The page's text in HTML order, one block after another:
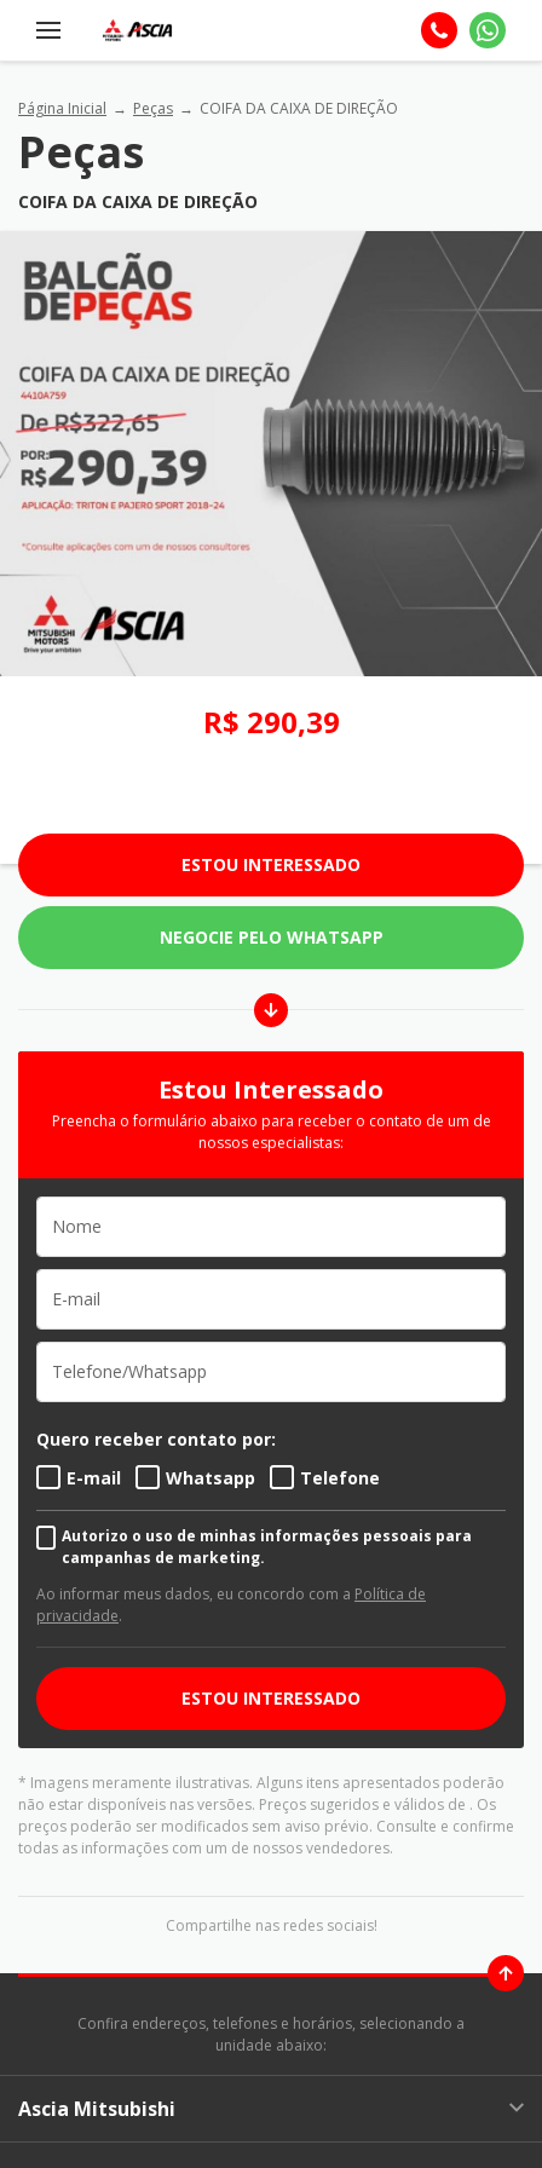
Página Inicial Peças COIFA DA CAIXA DE DIREÇÃO
Peças
COIFA DA CAIXA DE DIREÇÃO
R$ 290,39
ESTOU INTERESSADO
NEGOCIE PELO WHATSAPP
Estou Interessado
Preencha o formulário abaixo para receber o contato de um de
nossos especialistas:
Quero receber contato por:
E-mail
Whatsapp Telefone
Autorizo o uso de minhas informações pessoais para
campanhas de marketing.
Ao informar meus dados, eu concordo com a Política de
privacidade.
ESTOU INTERESSADO
* Imagens meramente ilustrativas. Alguns itens apresentados poderão
não estar disponíveis nas versões. Preços sugeridos e válidos de . Os
preços poderão ser modificados sem aviso prévio. Consulte e confirme
todas as informações com um de nossos vendedores.
Compartilhe nas redes sociais!
Confira endereços, telefones e horários, selecionando a
unidade abaixo:
Ascia Mitsubishi